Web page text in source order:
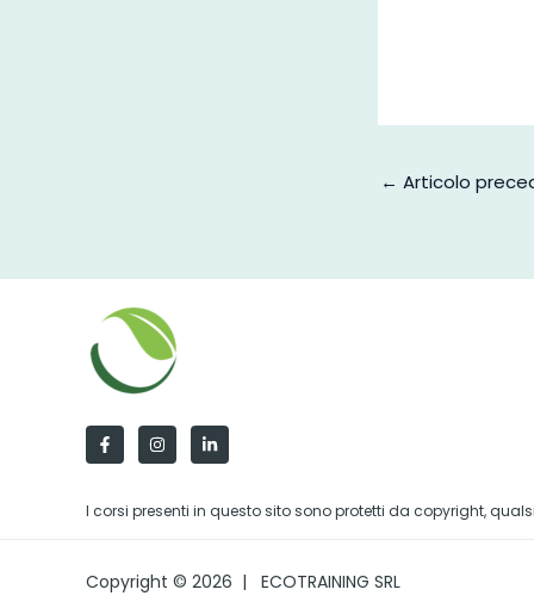
← Articolo
I corsi presenti in questo sito sono protetti da copyright,
Copyright © 2026 | ECOTRAINING SRL